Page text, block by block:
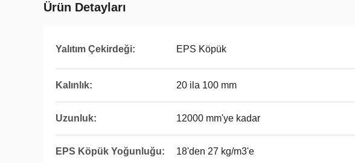
Ürün Detayları
Yalıtım Çekirdeği: EPS Köpük
Kalınlık: 20 ila 100 mm
Uzunluk: 12000 mm'ye kadar
EPS Köpük Yoğunluğu: 18'den 27 kg/m3'e